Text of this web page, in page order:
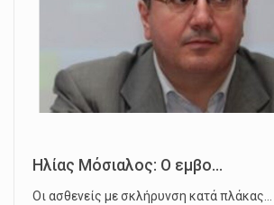
Ηλίας Μόσιαλος: Ο εμβο...
Οι ασθενείς με σκλήρυνση κατά πλάκας…